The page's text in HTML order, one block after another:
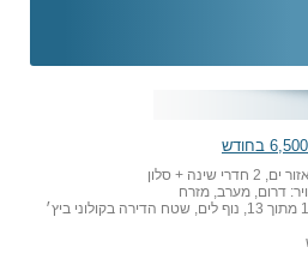
שינה + סלון
דרום, מערב, מזרח